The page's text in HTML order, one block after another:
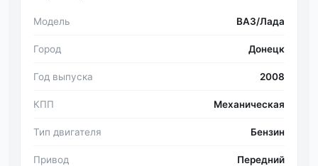
Модель ВАЗ/Лада
Город Донецк
Год выпуска 2008
КПП Механическая
Тип двигателя Бензин
Привод Передний